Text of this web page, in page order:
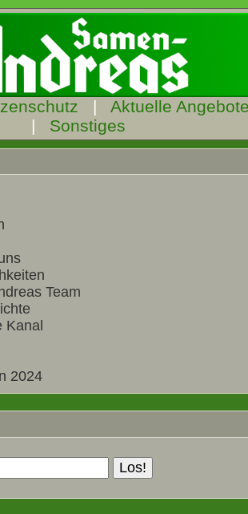
| Aktuelle
| Sonstiges
Team
Kanal
2024